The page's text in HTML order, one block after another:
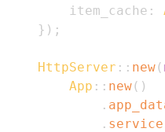
        item_cache
:
} ) ;
HttpServer :: new(
App :: new( )
.
. service